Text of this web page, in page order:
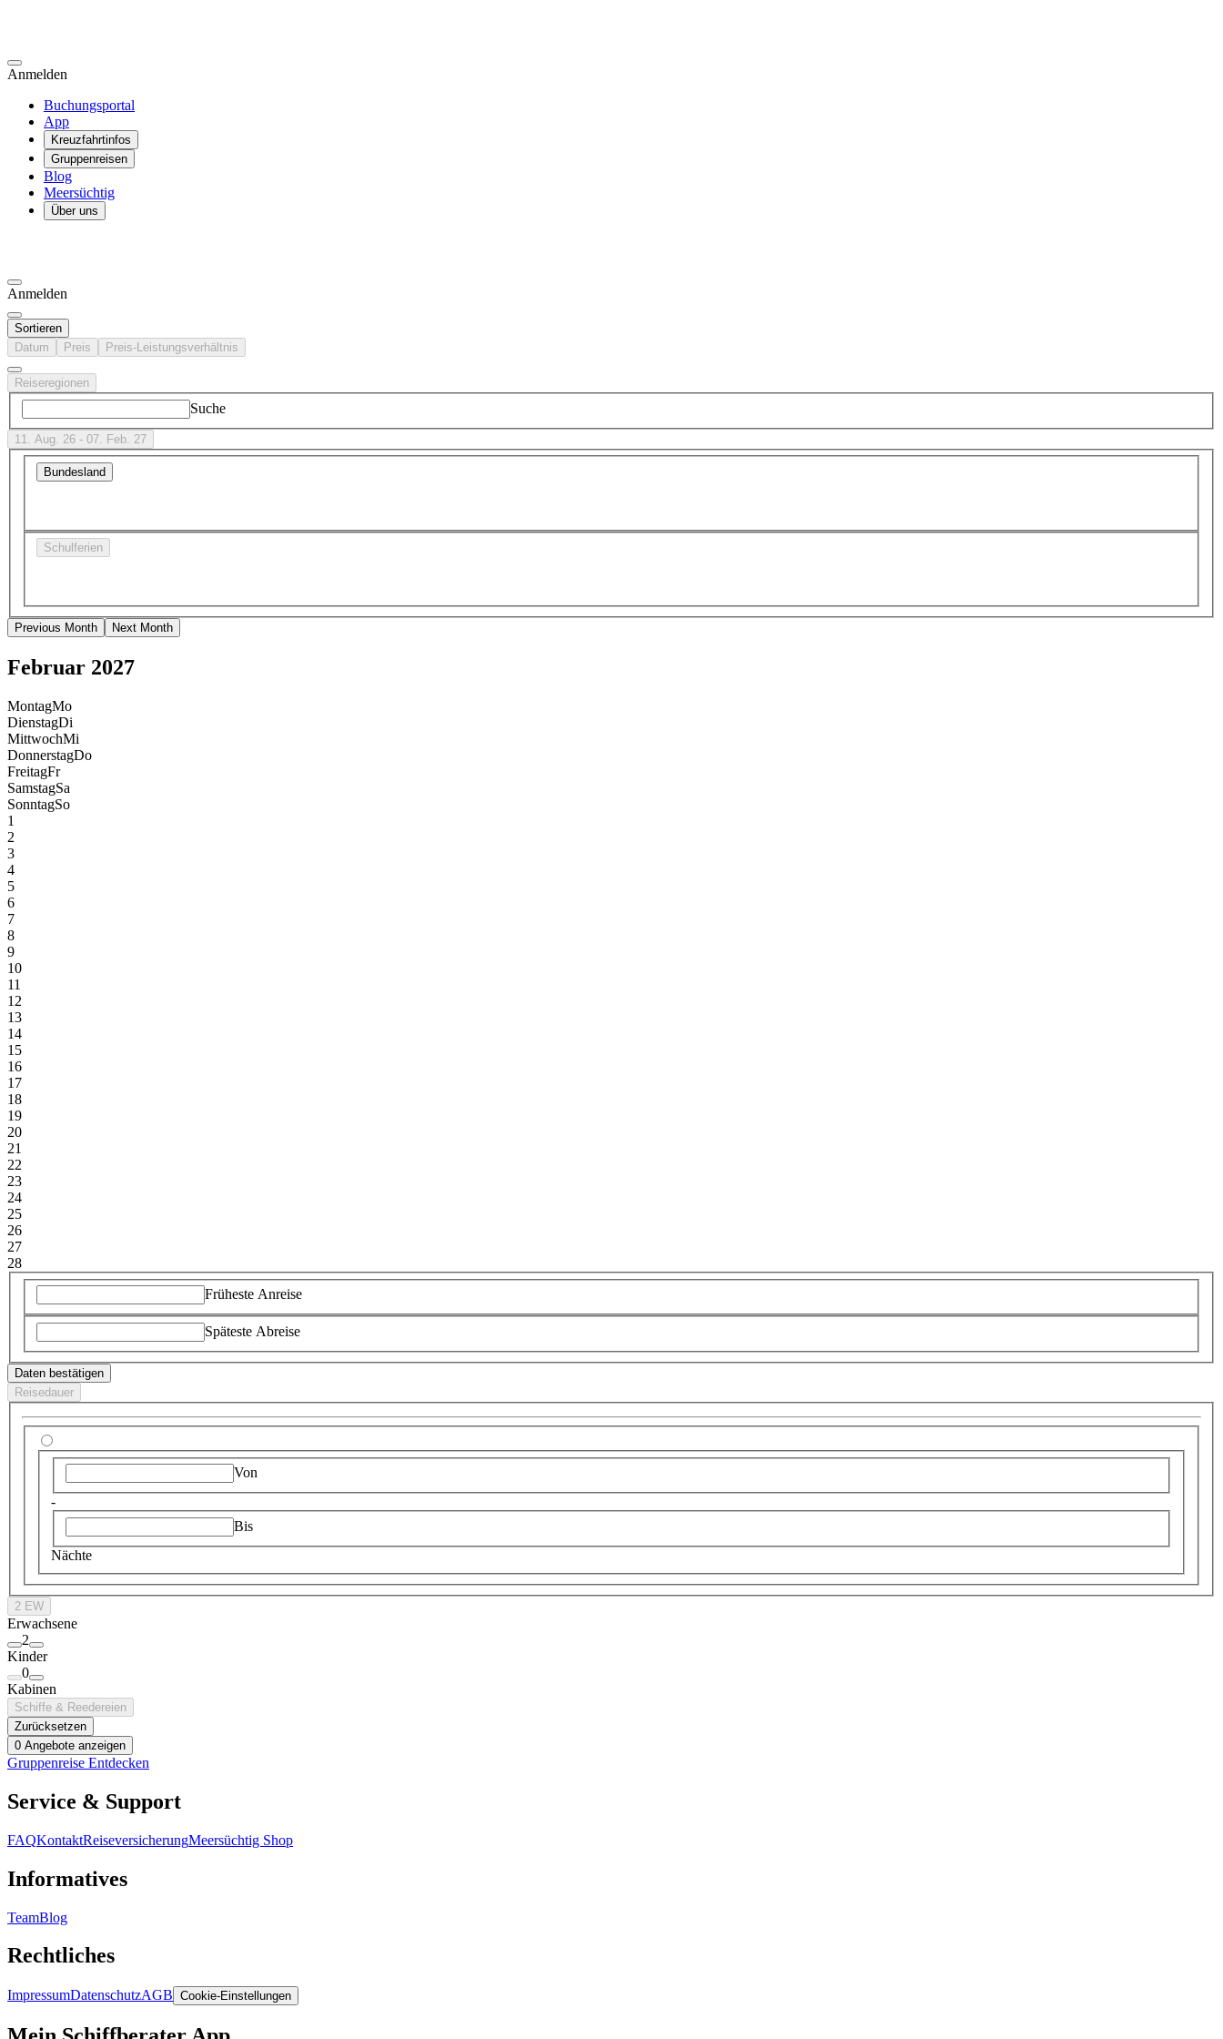
Anmelden
Buchungsportal
App
Kreuzfahrtinfos
Gruppenreisen
Blog
Meersüchtig
Über uns
Anmelden
Sortieren
Datum
Preis Preis-Leistungsverhältnis
Reiseregionen
Suche
11. Aug. 26 - 07. Feb. 27
Bundesland
Schulferien
Previous Month Next Month
Februar 2027
MontagMo
DienstagDi
MittwochMi
DonnerstagDo
FreitagFr
SamstagSa
SonntagSo
1
2
3
4
5
6
7
8
9
10
11
12
13
14
15
16
17
18
19
20
21
22
23
24
25
26
27
28
Früheste Anreise
Späteste Abreise
Daten bestätigen
Reisedauer
Von
-
Bis
Nächte
2 EW
Erwachsene
2
Kinder
0
Kabinen
Schiffe & Reedereien
Zurücksetzen
0 Angebote anzeigen
Gruppenreise Entdecken
Service & Support
FAQKontaktReiseversicherungMeersüchtig Shop
Informatives
TeamBlog
Rechtliches
ImpressumDatenschutzAGB Cookie-Einstellungen